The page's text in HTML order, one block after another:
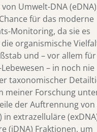
von Umwelt-DNA
für das moderne
Monitoring, da sie es
organismische
und – vor allem
– in noch nie
taxonomischer
meiner Forschung
der Auftrennung
in extrazelluläre
(iDNA) Fraktionen, um